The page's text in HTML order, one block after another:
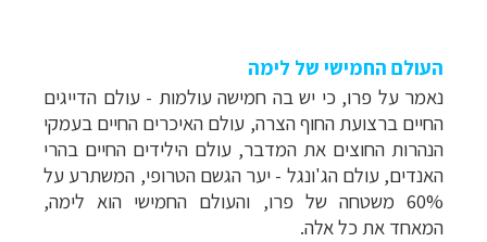
העולם החמישי של לימה
נאמר על פרו, כי יש בה חמישה עולמות - עולם הדייגים
החייםברצועת החוף הצרה, עולם האיכרים החיים בעמקי
הנהרות החוצים את המדבר, עולם הילידים החיים בהרי
האנדים, עולם הג'ונגל - יער הגשם הטרופי, המשתרע על
60% משטחה של פרו,
והעולם החמישי הוא לימה,
המאחד את כל אלה.